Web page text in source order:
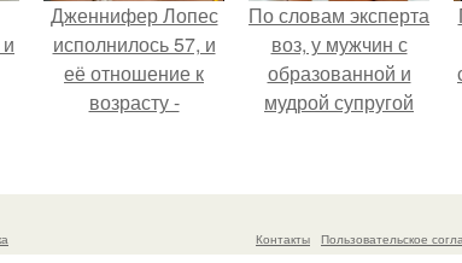
Дженнифер Лопес
исполнилось 57, и
её отношение к
возрасту -
уверенности: "не
По словам эксперта
воз, у мужчин с
образованной и
мудрой супругой
смерти якобы на
Контакты
Пользовательское